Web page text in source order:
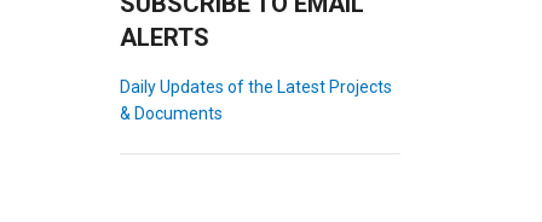
ALERTS
Daily Updates of the Latest Projects
& Documents